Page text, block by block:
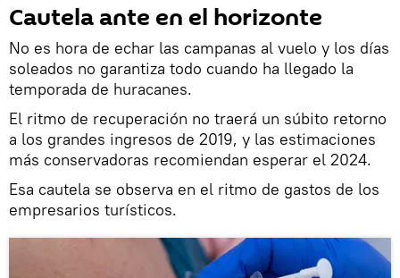
Cautela ante en el horizonte
No es hora de echar las campanas al vuelo y los días
soleados no garantiza todo cuando ha llegado la
temporada de huracanes.
El ritmo de recuperación no traerá un súbito retorno
a los grandes ingresos de 2019, y las estimaciones
más conservadoras recomiendan esperar el 2024.
Esa cautela se observa en el ritmo de gastos de los
empresarios turísticos.